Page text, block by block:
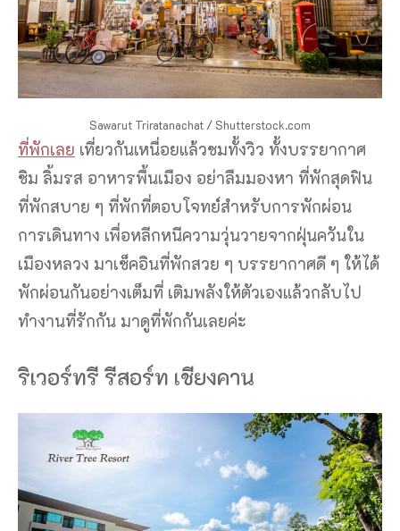
Sawarut Triratanachat / Shutterstock.com
ที่พักเลย เที่ยวกันเหนื่อยแล้วชมทั้งวิว ทั้งบรรยากาศ
ชิม ลิ้มรส อาหารพื้นเมือง อย่าลืมมองหา ที่พักสุดฟิน
ที่พักสบาย ๆ ที่พักที่ตอบโจทย์สำหรับการพักผ่อน
การเดินทาง เพื่อหลีกหนีความวุ่นวายจากฝุ่นควันใน
เมืองหลวง มาเช็คอินที่พักสวย ๆ บรรยากาศดี ๆ ให้ได้
พักผ่อนกันอย่างเต็มที่ เติมพลังให้ตัวเองแล้วกลับไป
ทำงานที่รักกัน มาดูที่พักกันเลยค่ะ
ริเวอร์ทรี รีสอร์ท เชียงคาน